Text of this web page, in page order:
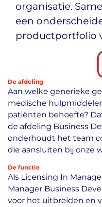
organisatie.
een
productportfolio
De afdeling
Aan welke generieke
medische
patiënten behoefte?
de afdeling Business
onderhoudt het team
die aansluiten bij onze
De functie
Als Licensing In
Manager Business
voor het uitbreiden en